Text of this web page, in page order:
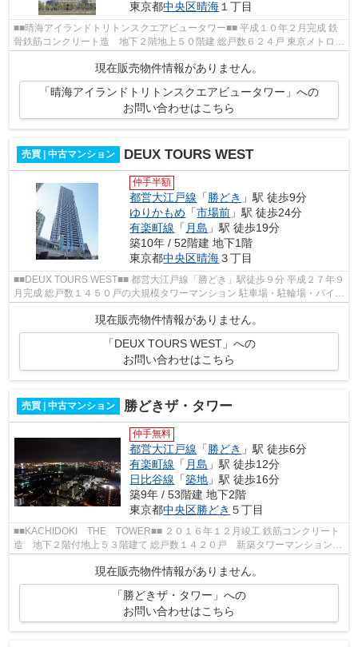
東京都中央区晴海 １丁目
■■晴海アイランドトリトンスクエアビュータワー■■ 平成１０年２月完成 鉄
骨鉄筋コンクリート造 地下２階地上５０階建 総戸数６２４戸 東京メトロ有
現在販売物件情報がありません。
「晴海アイランドトリトンスクエアビュータワー」への
お問い合わせはこちら
売買 | 中古マンション DEUX TOURS WEST
仲手半額
都営大江戸線 「 勝どき 」駅 徒歩9分
ゆりかもめ 「市場前 」駅 徒歩24分
有楽町線 「 月島 」駅 徒歩19分
築10年 / 52階建 地下1階
東京都中央区晴海３丁目
■■DEUX TOURS WEST■■ 都営大江戸線「勝どき」駅徒歩９分 平成２７年９
月完成 総戸数１４５０戸の大規模タワーマンション 駐車場・駐輪場・バイク
現在販売物件情報がありません。
「DEUX TOURS WEST」への
お問い合わせはこちら
売買 | 中古マンション 勝どきザ・タワー
仲手無料
都営大江戸線 「 勝どき 」駅 徒歩6分
有楽町線 「 月島 」駅 徒歩12分
日比谷線 「築地 」駅 徒歩16分
築9年 / 53階建 地下2階
東京都中央区勝どき ５丁目
■■KACHIDOKI THE TOWER■■ ２０１６年１２月竣工 鉄筋コンクリート
造 地下２階付地上５３階建て 総戸数１４２０戸 新築タワーマンション
■【交通】━━━━━━━━━━━━━━━ 都営...
現在販売物件情報がありません。
「勝どきザ・タワー」への
お問い合わせはこちら